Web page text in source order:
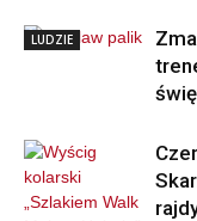
LUDZIE